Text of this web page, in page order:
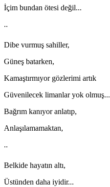
İçim bundan ötesi değil...
..
Dibe vurmuş sahiller,
Güneş batarken,
Kamaştırmıyor gözlerimi artık
Güvenilecek limanlar yok olmuş...
Bağrım kanıyor anlatıp,
Anlaşılamamaktan,
..
Belkide hayatın altı,
Üstünden daha iyidir...